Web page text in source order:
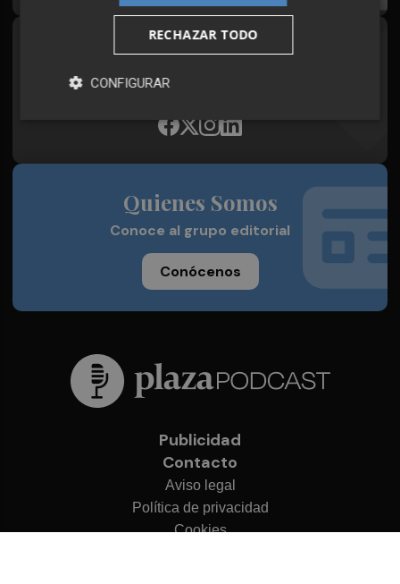
Síguenos en redes
Plaza Podcast, desde cualquier medio
Quienes Somos
Conoce al grupo editorial
Conócenos
Publicidad
Contacto
Aviso legal
Política de privacidad
Cookies
RECHAZAR TODO
CONFIGURAR